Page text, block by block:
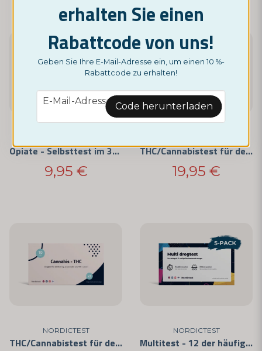
Opiate - Selbsttest im 3er-Pack
9,95 €
THC/Cannabistest für den privaten Gebrauch (5er-Pack)
19,95 €
NORDICTEST
THC/Cannabistest für den privaten Gebrauch (3er-Pack)
NORDICTEST
Multitest - 12 der häufigsten Drogen (5er-Pack)
erhalten Sie einen
Rabattcode von uns!
Geben Sie Ihre E-Mail-Adresse ein, um einen 10 %-
Rabattcode zu erhalten!
email
E-Mail-Adresse Code herunterladen